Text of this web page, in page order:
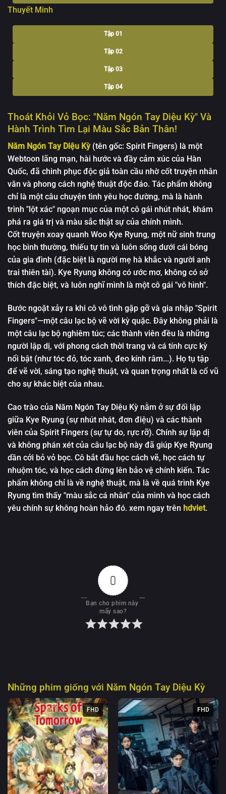
Tập 06
Tập 07
Tập 08
Tập 09
Tập 11
Thuyết Minh
Tập 01
Tập 02
Tập 03
Tập 04
Tập 06
Tập 08
Tập 09
Tập 10
Tập 11
Tập 12
Thoát Khỏi Vỏ Bọc: "Năm Ngón Tay Diệu Kỳ" Và
Hành Trình Tìm Lại Màu Sắc Bản Thân!
Năm Ngón Tay Diệu Kỳ(tên gốc: Spirit Fingers) là một
Webtoon lãng mạn, hài hước và đầy cảm xúc của Hàn
Quốc, đã chinh phục độc giả toàn cầu nhờ cốt truyện nhân
văn và phong cách nghệ thuật độc đáo. Tác phẩm không
chỉ là một câu chuyện tình yêu học đường, mà là hành
trình "lột xác" ngoạn mục của một cô gái nhút nhát, khám
phá ra giá trị và màu sắc thật sự của chính mình.
Cốt truyện xoay quanh Woo Kye Ryung, một nữ sinh trung
học bình thường, thiếu tự tin và luôn sống dưới cái bóng
của gia đình (đặc biệt là người mẹ hà khắc và người anh
trai thiên tài). Kye Ryung không có ước mơ, không có sở
thích đặc biệt, và luôn nghĩ mình là một cô gái "vô hình".
Bước ngoặt xảy ra khi cô vô tình gặp gỡ và gia nhập "Spirit
Fingers"—một câu lạc bộ vẽ vời kỳ quặc. Đây không phải là
một câu lạc bộ nghiêm túc; các thành viên đều là những
người lập dị, với phong cách thời trang và cá tính cực kỳ
nổi bật (như tóc đỏ, tóc xanh, đeo kính râm...). Họ tụ tập
để vẽ vời, sáng tạo nghệ thuật, và quan trọng nhất là cổ vũ
cho sự khác biệt của nhau.
Cao trào của Năm Ngón Tay Diệu Kỳ nằm ở sự đối lập
giữa Kye Ryung (sự nhút nhát, đơn điệu) và các thành
viên của Spirit Fingers (sự tự do, rực rỡ). Chính sự lập dị
và không phán xét của câu lạc bộ này đã giúp Kye Ryung
dần cởi bỏ vỏ bọc. Cô bắt đầu học cách vẽ, học cách tự
nhuộm tóc, và học cách đứng lên bảo vệ chính kiến. Tác
phẩm không chỉ là về nghệ thuật, mà là về quá trình Kye
Ryung tìm thấy "màu sắc cá nhân" của mình và học cách
yêu chính sự không hoàn hảo đó. xem ngay trên hdviet.
0
Bạn cho phim này
mấy sao?
Những phim giống với Năm Ngón Tay Diệu Kỳ
FHD FHD